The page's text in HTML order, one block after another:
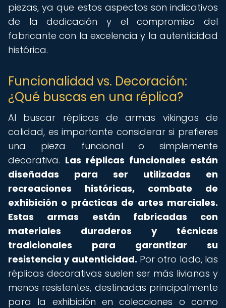
piezas, ya que estos aspectos son indicativos
de la dedicación y el compromiso del
fabricante con la excelencia y la autenticidad
histórica.
Funcionalidad vs. Decoración:
¿Qué buscas en una réplica?
Al buscar réplicas de armas vikingas de
calidad, es importante considerar si prefieres
una pieza funcional o simplemente
decorativa. Las réplicas funcionales están
diseñadas para ser utilizadas en
recreaciones históricas, combate de
exhibición o prácticas de artes marciales.
Estas armas están fabricadas con
materiales duraderos y técnicas
tradicionales para garantizar su
resistencia y autenticidad. Por otro lado, las
réplicas decorativas suelen ser más livianas y
menos resistentes, destinadas principalmente
para la exhibición en colecciones o como